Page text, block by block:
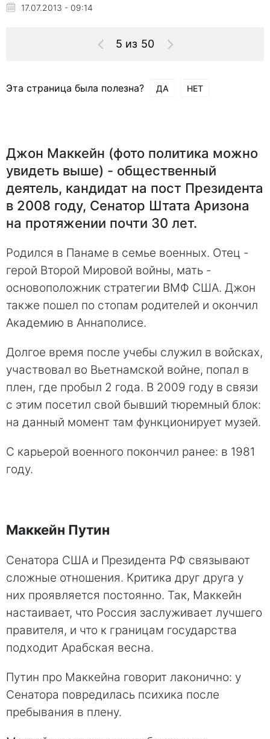
17.07.2013 - 09:14
5 из 50
Эта страница была полезна? ДА НЕТ
Джон Маккейн (фото политика можно
увидеть выше) - общественный
деятель, кандидат на пост Президента
в 2008 году, Сенатор Штата Аризона
на протяжении почти 30 лет.
Родился в Панаме в семье военных. Отец -
герой Второй Мировой войны, мать -
основоположник стратегии ВМФ США. Джон
также пошел по стопам родителей и окончил
Академию в Аннаполисе.
Долгое время после учебы служил в войсках,
участвовал во Вьетнамской войне, попал в
плен, где пробыл 2 года. В 2009 году в связи
с этим посетил свой бывший тюремный блок:
на данный момент там функционирует музей.
С карьерой военного покончил ранее: в 1981
году.
Маккейн Путин
Сенатора США и Президента РФ связывают
сложные отношения. Критика друг друга у
них проявляется постоянно. Так, Маккейн
настаивает, что Россия заслуживает лучшего
правителя, и что к границам государства
подходит Арабская весна.
Путин про Маккейна говорит лаконично: у
Сенатора повредилась психика после
пребывания в плену.